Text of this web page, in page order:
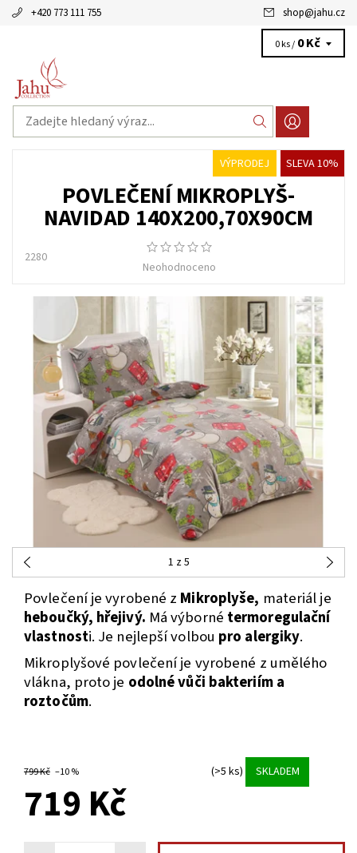
+420 773 111 755 shop@jahu.cz
0 ks / 0 Kč
VÝPRODEJ SLEVA 10%
POVLEČENÍ MIKROPLYŠ-
NAVIDAD 140X200,70X90CM
2280
Neohodnoceno
1 z 5
Povlečení je vyrobené z Mikroplyše, materiál je
heboučký, hřejivý. Má výborné termoregulační
vlastnosti. Je nejlepší volbou pro alergiky.
Mikroplyšové povlečení je vyrobené z umělého
vlákna, proto je odolné vůči bakteriím a
roztočům.
799 Kč –10 % (>5 ks) SKLADEM
719 Kč